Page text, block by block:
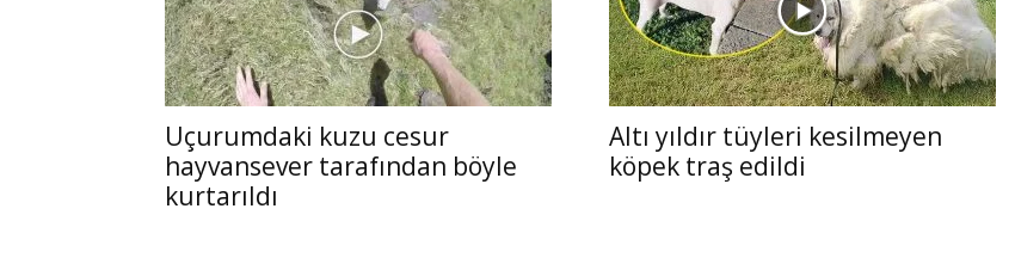
Uçurumdaki kuzu cesur
hayvansever tarafından böyle
kurtarıldı
Altı yıldır tüyleri kesilmeyen
köpek traş edildi